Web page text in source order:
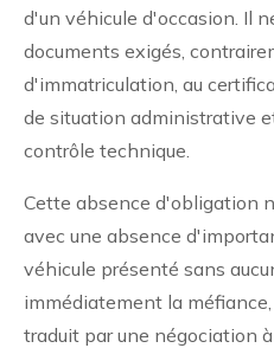
d'un véhicule d'occasion. Il
documents exigés,
d'immatriculation, au
de situation administrative
contrôle technique.
Cette absence d'obligation
avec une absence
véhicule présenté sans
immédiatement la
traduit par une négociation